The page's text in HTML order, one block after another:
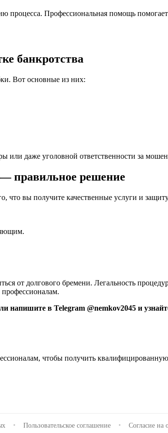
процесса. Профессиональная помощь
банкротства
Вот основные из них:
или даже уголовной ответственности за
— правильное решение
вы получите качественные услуги и
от долгового бремени. Легальность
напишите в Telegram @nemkov2045 и
чтобы получить
• Пользовательское соглашение • Согласие на